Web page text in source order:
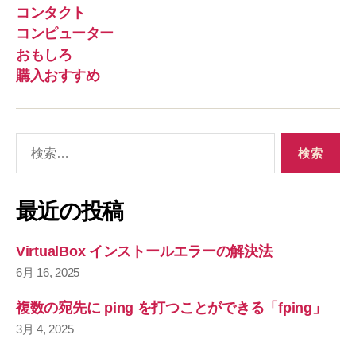
コンタクト
コンピューター
おもしろ
購入おすすめ
象
最近の投稿
VirtualBox インストールエラーの解決法
6月 16, 2025
複数の宛先に ping を打つことができる「fping」
3月 4, 2025